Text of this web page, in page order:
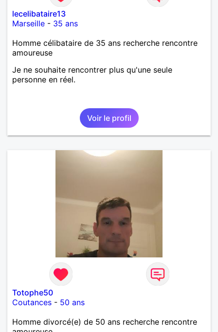
lecelibataire13
Marseille - 35 ans
Homme célibataire de 35 ans recherche rencontre
amoureuse
Je ne souhaite rencontrer plus qu'une seule
personne en réel.
Voir le profil
Totophe50
Coutances - 50 ans
Homme divorcé(e) de 50 ans recherche rencontre